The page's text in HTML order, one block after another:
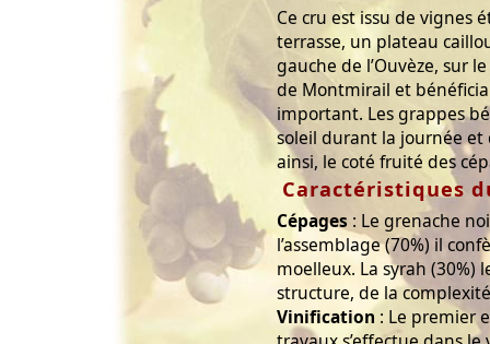
Ce cru est issu de vignes
terrasse, un plateau
gauche de l’Ouvèze, sur
de Montmirail et
important. Les grappes
soleil durant la journée
ainsi, le coté fruité des
Caractéristiques
Cépages : Le grenache
l’assemblage (70%) il
moelleux. La syrah
structure, de la
Vinification : Le premier